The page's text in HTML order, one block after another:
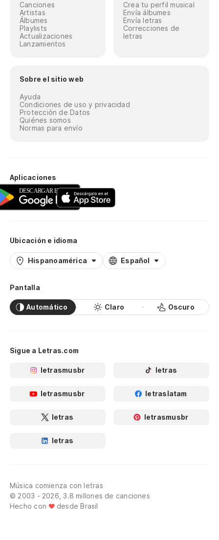
Canciones
Artistas
Álbumes
Playlists
Actualizaciones
Lanzamientos
Crea tu perfil musical
Envía álbumes
Envía letras
Correcciones de
letras
Sobre el sitio web
Ayuda
Condiciones de uso y privacidad
Protección de Datos
Quiénes somos
Normas para envío
Aplicaciones
Ubicación e idioma
Hispanoamérica Español
Pantalla
Automático Claro Oscuro
Sigue a Letras.com
letrasmusbr letras
letrasmusbr letraslatam
letras letrasmusbr
letras
Música comienza con letras
© 2003 - 2026, 3.8 millones de canciones
Hecho con
desde Brasil